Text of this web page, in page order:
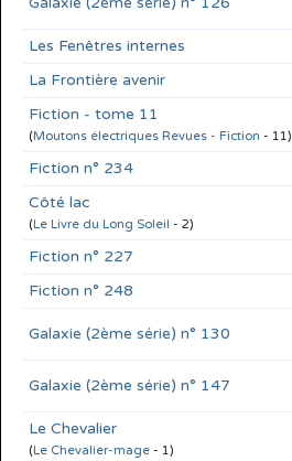
Les Fenêtres internes
La Frontière avenir
Fiction - tome 11
(Moutons électriques Revues - Fiction - 11)
Fiction n° 234
Côté lac
(Le Livre du Long Soleil - 2)
Fiction n° 227
Fiction n° 248
Galaxie (2ème série) n° 130
Galaxie (2ème série) n° 147
Le Chevalier
(Le Chevalier-mage - 1)